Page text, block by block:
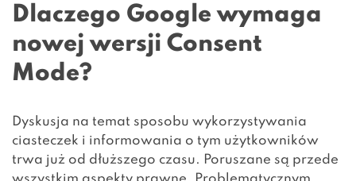
Dlaczego Google wymaga
nowej wersji Consent
Mode?
Dyskusja na temat sposobu wykorzystywania
ciasteczek i informowania o tym użytkowników
trwa już od dłuższego czasu. Poruszane są przede